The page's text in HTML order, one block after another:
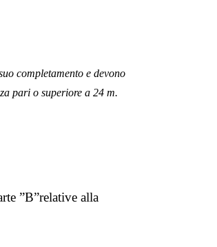
completamento e devono
pari o superiore a 24 m.
”B”relative alla